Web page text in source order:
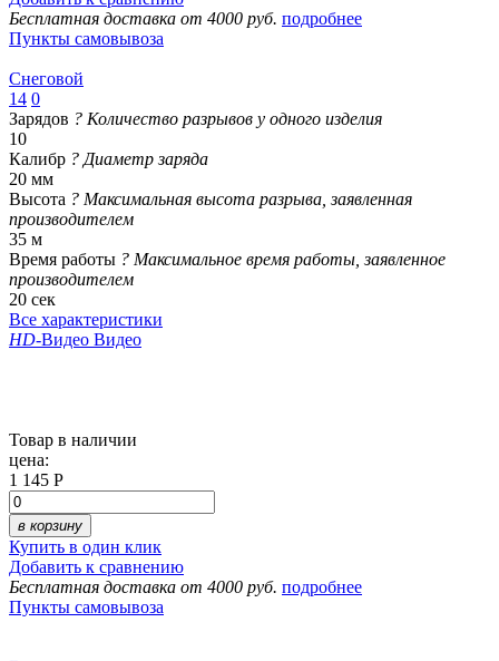
Бесплатная доставка от 4000 руб. подробнее
Пункты самовывоза
Снеговой
14 0
Зарядов ? Количество разрывов у одного изделия
10
Калибр ? Диаметр заряда
20 мм
Высота ? Максимальная высота разрыва, заявленная
производителем
35 м
Время работы ? Максимальное время работы, заявленное
производителем
20 сек
Все характеристики
HD-Видео Видео
Товар в наличии
цена:
1 145 Р
в корзину
Купить в один клик
Добавить к сравнению
Бесплатная доставка от 4000 руб. подробнее
Пункты самовывоза